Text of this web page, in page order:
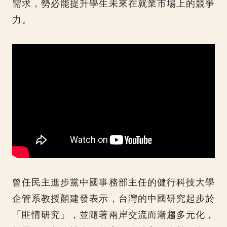
需求，勢必能提升學生未來在就業市場上的競爭
力。
曾任民主進步黨中國事務部主任的健行科技大學
企管系教授顏建發表示，台灣的中國研究起步於
「匪情研究」，並隨著兩岸交流而漸趨多元化，